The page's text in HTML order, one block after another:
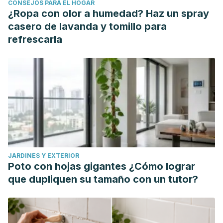
https://www.elsevier.es/es-revista-farmacia-profesional-3-
articulo-cuidado-del-cabello-X0213932414396326
Eczema del cuero cabelludo. Fundación Eczema. Francia.
del-eczema/cuero-cabelludo
CONSEJOS PARA EL HOGAR
¿Ropa con olor a humedad? Haz un spray
casero de lavanda y tomillo para
refrescarla
JARDINES Y EXTERIOR
Poto con hojas gigantes ¿Cómo lograr
que dupliquen su tamaño con un tutor?